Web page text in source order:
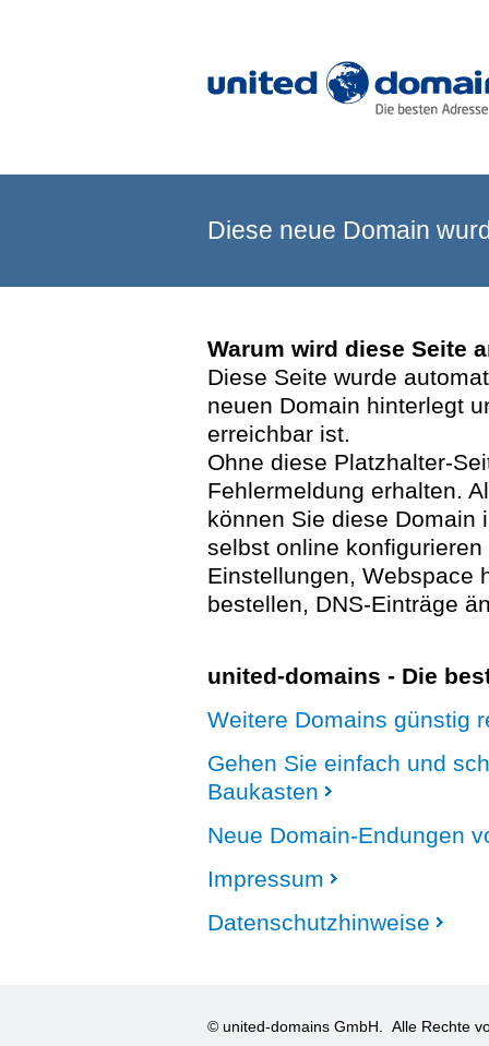
Diese neue Domain
Warum wird diese Seite
Diese Seite wurde
neuen Domain hinterlegt
erreichbar ist.
Ohne diese Platzhalter-
Fehlermeldung erhalten.
können Sie diese Domain
selbst online
Einstellungen, Webspace
bestellen, DNS-Einträge
united-domains - Die
Weitere Domains günstig
Gehen Sie einfach und
Baukasten
Neue Domain-Endungen
Impressum
Datenschutzhinweise
© united-domains GmbH. Alle Rechte